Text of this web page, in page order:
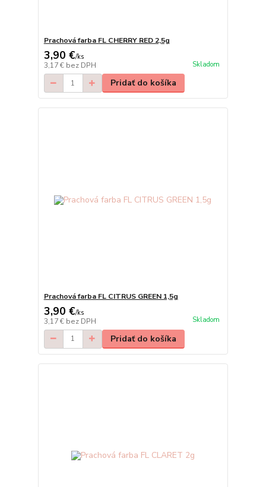
Prachová farba FL CHERRY RED 2,5g
3,90 €/ks
3,17 € bez DPH Skladom
Pridať do košíka
Prachová farba FL CITRUS GREEN 1,5g
3,90 €/ks
3,17 € bez DPH Skladom
Pridať do košíka